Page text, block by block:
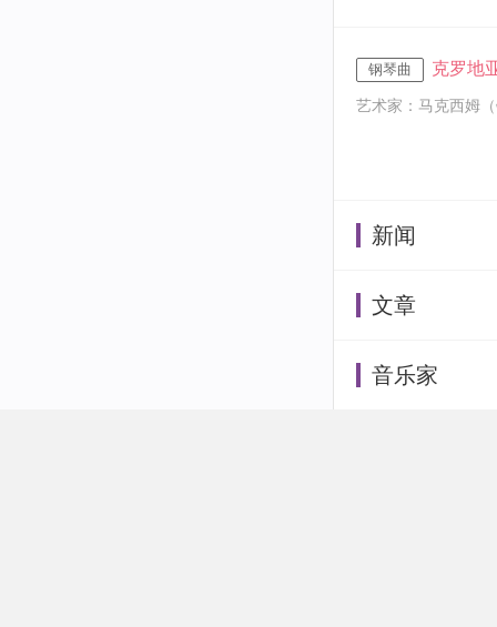
钢琴曲 克罗地
艺术家：马克西姆
新闻
文章
音乐家